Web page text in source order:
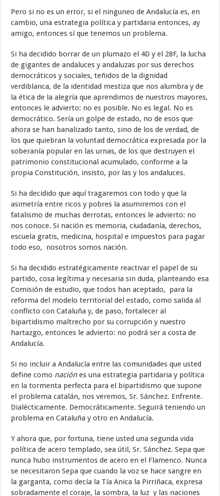
Pero si no es un error, si el ninguneo de Andalucía es, en
cambio, una estrategia política y partidaria entonces, ay
amigo, entonces sí que tenemos un problema.
Si ha decidido borrar de un plumazo el 4D y el 28F, la lucha
de gigantes de andaluces y andaluzas por sus derechos
democráticos y sociales, teñidos de la dignidad
verdiblanca, de la identidad mestiza que nos alumbra y de
la ética de la alegría que aprendimos de nuestros mayores,
entonces le advierto: no es posible. No es legal. No es
democrático. Sería un golpe de estado, no de esos que
ahora se han banalizado tanto, sino de los de verdad, de
los que quiebran la voluntad democrática expresada por la
soberanía popular en las urnas, de los que destruyen el
patrimonio constitucional acumulado, conforme a la
propia Constitución, insisto, por las y los andaluces.
Si ha decidido que aquí tragaremos con todo y que la
asimetría entre ricos y pobres la asumiremos con el
fatalismo de muchas derrotas, entonces le advierto: no
nos conoce. Si nación es memoria, ciudadanía, derechos,
escuela gratis, medicina, hospital e impuestos para pagar
todo eso, nosotros somos nación.
Si ha decidido estratégicamente reactivar el papel de su
partido, cosa legítima y necesaria sin duda, planteando esa
Comisión de estudio, que todos han aceptado, para la
reforma del modelo territorial del estado, como salida al
conflicto con Cataluña y, de paso, fortalecer al
bipartidismo maltrecho por su corrupción y nuestro
hartazgo, entonces le advierto: no podrá ser a costa de
Andalucía.
Si no incluir a Andalucía entre las comunidades que usted
define como nación es una estrategia partidaria y política
en la tormenta perfecta para el bipartidismo que supone
el problema catalán, nos veremos, Sr. Sánchez. Enfrente.
Dialécticamente. Democráticamente. Seguirá teniendo un
problema en Cataluña y otro en Andalucía.
Y ahora que, por fortuna, tiene usted una segunda vida
política de acero templado, sea útil, Sr. Sánchez. Sepa que
nunca hubo instrumentos de acero en el Flamenco. Nunca
se necesitaron Sepa que cuando la voz se hace sangre en
la garganta, como decía la Tía Anica la Pirriñaca, expresa
sobradamente el coraje, la sombra, la luz y las naciones